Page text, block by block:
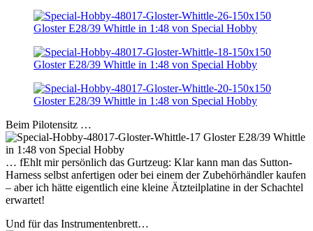
Beim Pilotensitz …
… fEhlt mir persönlich das Gurtzeug: Klar kann man das Sutton-
Harness selbst anfertigen oder bei einem der Zubehörhändler kaufen
– aber ich hätte eigentlich eine kleine Ätzteilplatine in der Schachtel
erwartet!
Und für das Instrumentenbrett…